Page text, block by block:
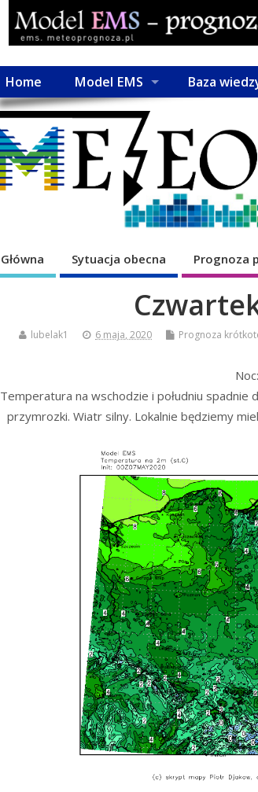
Home Model EMS Baza
Główna Sytuacja obecna Prognoza
lubelak1 6 maja, 2020 Prognoza
Noc:
Temperatura na wschodzie i południu
przymrozki. Wiatr silny. Lokalnie będziemy